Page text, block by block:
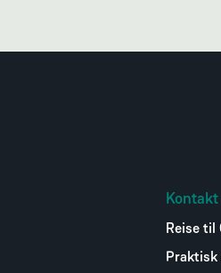
Kontakt
Reise til
Praktisk